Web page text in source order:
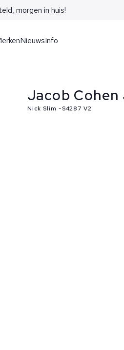
morgen in huis!
NieuwsInfo
Jacob Cohen
Nick Slim -S4287 V2